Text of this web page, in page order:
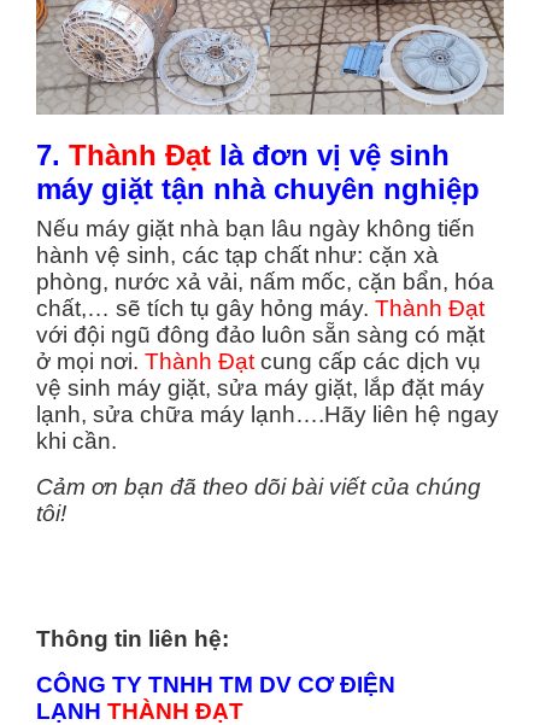
7. Thành Đạt là đơn vị vệ sinh
máy giặt tận nhà chuyên nghiệp
Nếu máy giặt nhà bạn lâu ngày không tiến
hành vệ sinh, các tạp chất như: cặn xà
phòng, nước xả vải, nấm mốc, cặn bẩn, hóa
chất,… sẽ tích tụ gây hỏng máy. Thành Đạt
với đội ngũ đông đảo luôn sẵn sàng có mặt
ở mọi nơi. Thành Đạt cung cấp các dịch vụ
vệ sinh máy giặt, sửa máy giặt, lắp đặt máy
lạnh, sửa chữa máy lạnh….Hãy liên hệ ngay
khi cần.
Cảm ơn bạn đã theo dõi bài viết của chúng
tôi!
Thông tin liên hệ:
CÔNG TY TNHH TM DV CƠ ĐIỆN
LẠNH THÀNH ĐẠT